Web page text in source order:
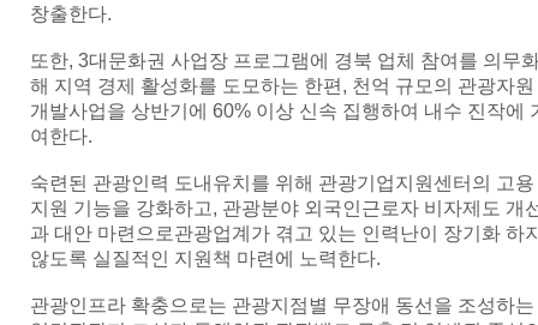
창출한다.
또한, 3대문화권 사업장 프로그램에 경북 업체 참여를 의무
해 지역 경제 활성화를 도모하는 한편, 천억 규모의 관광자원
개발사업을 상반기에 60% 이상 신속 집행하여 내수 진작에
여한다.
숙련된 관광인력 도내유치를 위해 관광기업지원센터의 고용
지원 기능을 강화하고, 관광분야 외국인근로자 비자제도 개
과 대안 마련으로관광업계가 겪고 있는 인력난이 장기화 하
않도록 실질적인 지원책 마련에 노력한다.
관광인프라 확충으로는 관광지점별 무장애 동선을 조성하는